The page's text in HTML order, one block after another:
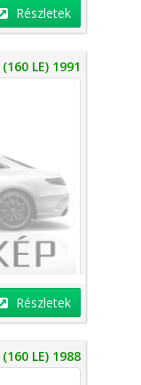
Részletek
(160 LE) 1991
Részletek
(160 LE) 1988